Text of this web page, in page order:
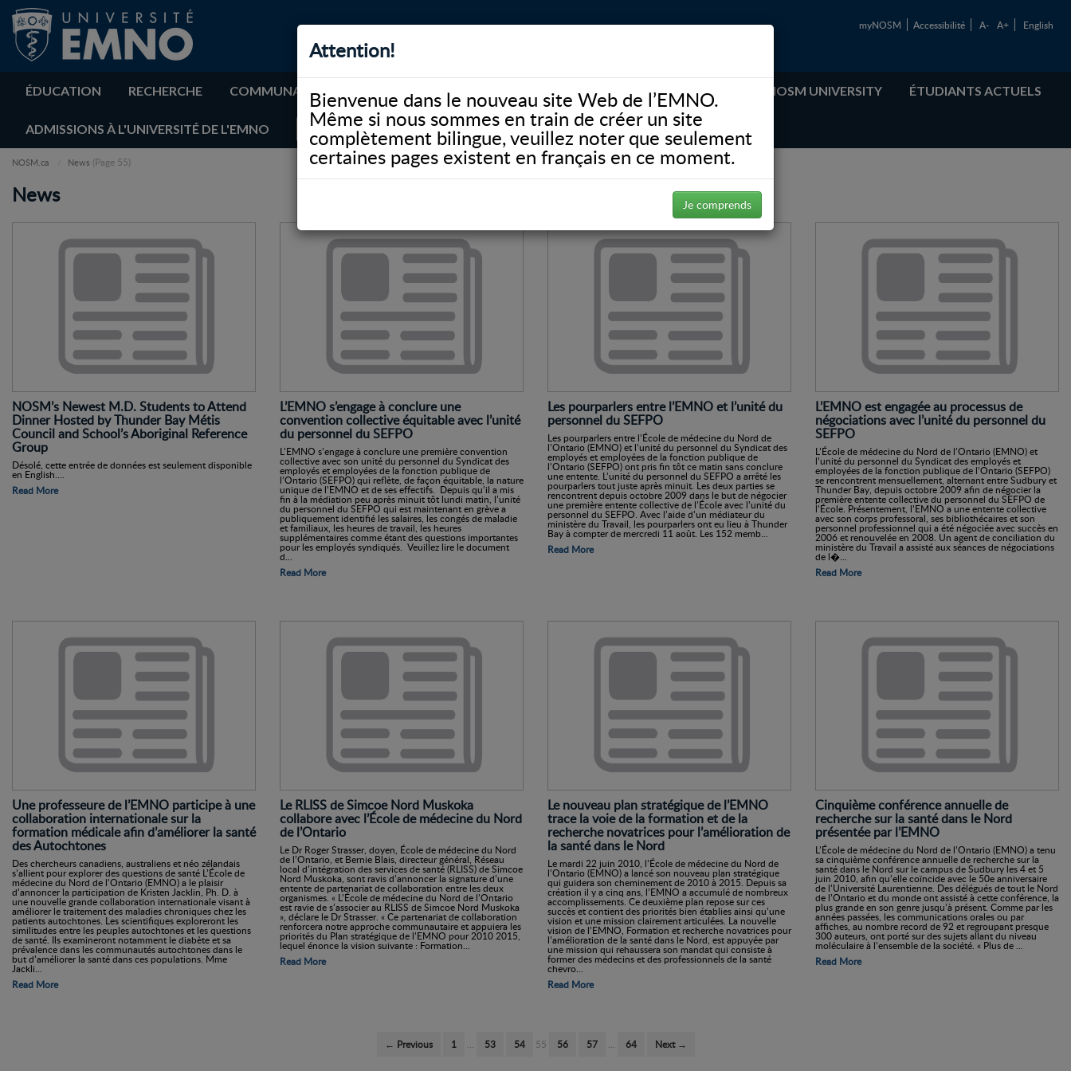
Attention!
Bienvenue dans le nouveau site Web de l’EMNO.
Même si nous sommes en train de créer un site
complètement bilingue, veuillez noter que seulement
certaines pages existent en français en ce moment.
Je comprends
myNOSM Accessibilité A- A+ English
ÉDUCATION RECHERCHE COMMUNAUTÉ BIBLIOTHÈQUE FACULTÉ DONATE ABOUT NOSM UNIVERSITY ÉTUDIANTS ACTUELS
ADMISSIONS À L'UNIVERSITÉ DE L'EMNO
NOSM.ca News (Page 55)
News
NOSM’s Newest M.D. Students to Attend
Dinner Hosted by Thunder Bay Métis
Council and School’s Aboriginal Reference
Group
Désolé, cette entrée de données est seulement disponible
en English....
Read More
L’EMNO s’engage à conclure une
convention collective équitable avec l’unité
du personnel du SEFPO
L’EMNO s’engage à conclure une première convention
collective avec son unité du personnel du Syndicat des
employés et employées de la fonction publique de
l’Ontario (SEFPO) qui reflète, de façon équitable, la nature
unique de l’EMNO et de ses effectifs. Depuis qu’il a mis
fin à la médiation peu après minuit tôt lundi matin, l’unité
du personnel du SEFPO qui est maintenant en grève a
publiquement identifié les salaires, les congés de maladie
et familiaux, les heures de travail, les heures
supplémentaires comme étant des questions importantes
pour les employés syndiqués. Veuillez lire le document
d...
Read More
Les pourparlers entre l’EMNO et l’unité du
personnel du SEFPO
Les pourparlers entre l’École de médecine du Nord de
l’Ontario (EMNO) et l’unité du personnel du Syndicat des
employés et employées de la fonction publique de
l’Ontario (SEFPO) ont pris fin tôt ce matin sans conclure
une entente. L’unité du personnel du SEFPO a arrêté les
pourparlers tout juste après minuit. Les deux parties se
rencontrent depuis octobre 2009 dans le but de négocier
une première entente collective de l’École avec l’unité du
personnel du SEFPO. Avec l’aide d’un médiateur du
ministère du Travail, les pourparlers ont eu lieu à Thunder
Bay à compter de mercredi 11 août. Les 152 memb...
Read More
L’EMNO est engagée au processus de
négociations avec l’unité du personnel du
SEFPO
L’École de médecine du Nord de l’Ontario (EMNO) et
l’unité du personnel du Syndicat des employés et
employées de la fonction publique de l’Ontario (SEFPO)
se rencontrent mensuellement, alternant entre Sudbury et
Thunder Bay, depuis octobre 2009 afin de négocier la
première entente collective du personnel du SEFPO de
l’École. Présentement, l’EMNO a une entente collective
avec son corps professoral, ses bibliothécaires et son
personnel professionnel qui a été négociée avec succès en
2006 et renouvelée en 2008. Un agent de conciliation du
ministère du Travail a assisté aux séances de négociations
de l�...
Read More
Une professeure de l’EMNO participe à une
collaboration internationale sur la
formation médicale afin d’améliorer la santé
des Autochtones
Des chercheurs canadiens, australiens et néo zélandais
s’allient pour explorer des questions de santé L’École de
médecine du Nord de l’Ontario (EMNO) a le plaisir
d’annoncer la participation de Kristen Jacklin, Ph. D. à
une nouvelle grande collaboration internationale visant à
améliorer le traitement des maladies chroniques chez les
patients autochtones. Les scientifiques exploreront les
similitudes entre les peuples autochtones et les questions
de santé. Ils examineront notamment le diabète et sa
prévalence dans les communautés autochtones dans le
but d’améliorer la santé dans ces populations. Mme
Jackli...
Read More
Le RLISS de Simcoe Nord Muskoka
collabore avec l’École de médecine du Nord
de l’Ontario
Le Dr Roger Strasser, doyen, École de médecine du Nord
de l’Ontario, et Bernie Blais, directeur général, Réseau
local d’intégration des services de santé (RLISS) de Simcoe
Nord Muskoka, sont ravis d’annoncer la signature d’une
entente de partenariat de collaboration entre les deux
organismes. « L’École de médecine du Nord de l’Ontario
est ravie de s’associer au RLISS de Simcoe Nord Muskoka
», déclare le Dr Strasser. « Ce partenariat de collaboration
renforcera notre approche communautaire et appuiera les
priorités du Plan stratégique de l’EMNO pour 2010 2015,
lequel énonce la vision suivante : Formation...
Read More
Le nouveau plan stratégique de l’EMNO
trace la voie de la formation et de la
recherche novatrices pour l’amélioration de
la santé dans le Nord
Le mardi 22 juin 2010, l’École de médecine du Nord de
l’Ontario (EMNO) a lancé son nouveau plan stratégique
qui guidera son cheminement de 2010 à 2015. Depuis sa
création il y a cinq ans, l’EMNO a accumulé de nombreux
accomplissements. Ce deuxième plan repose sur ces
succès et contient des priorités bien établies ainsi qu’une
vision et une mission clairement articulées. La nouvelle
vision de l’EMNO, Formation et recherche novatrices pour
l’amélioration de la santé dans le Nord, est appuyée par
une mission qui rehaussera son mandat qui consiste à
former des médecins et des professionnels de la santé
chevro...
Read More
Cinquième conférence annuelle de
recherche sur la santé dans le Nord
présentée par l’EMNO
L’École de médecine du Nord de l’Ontario (EMNO) a tenu
sa cinquième conférence annuelle de recherche sur la
santé dans le Nord sur le campus de Sudbury les 4 et 5
juin 2010, afin qu’elle coïncide avec le 50e anniversaire
de l’Université Laurentienne. Des délégués de tout le Nord
de l’Ontario et du monde ont assisté à cette conférence, la
plus grande en son genre jusqu’à présent. Comme par les
années passées, les communications orales ou par
affiches, au nombre record de 92 et regroupant presque
300 auteurs, ont porté sur des sujets allant du niveau
moléculaire à l’ensemble de la société. « Plus de ...
Read More
← Previous 1 … 53 54 55 56 57 … 64 Next →